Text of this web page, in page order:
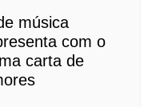
música
com o
carta de